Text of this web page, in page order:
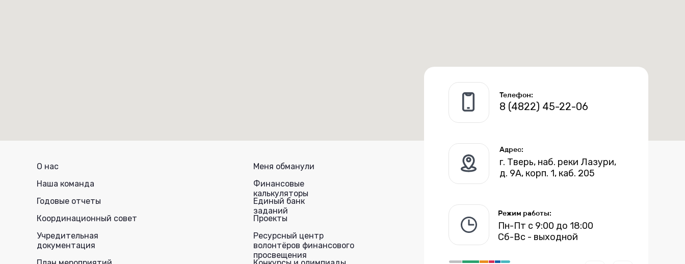
Режим работы:
О нас
Наша команда
Годовые отчеты
Координационный совет
Учредительная
документация
Меня обманули
Финансовые
калькуляторы
Единый банк
заданий
Проекты
Ресурсный центр
волонтёров финансового
просвещения
г. Тверь, наб. реки Лазури,
д. 9А, корп. 1, каб. 205
Режим работы:
Адрес:
8 (4822) 45-22-06
Телефон:
Пн-Пт с 9:00 до 18:00
Сб-Вс - выходной